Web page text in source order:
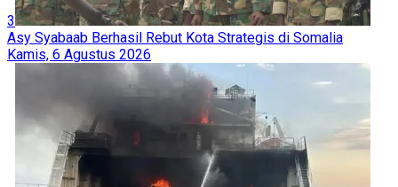
3
Asy Syabaab Berhasil Rebut Kota Strategis di Somalia
Kamis, 6 Agustus 2026